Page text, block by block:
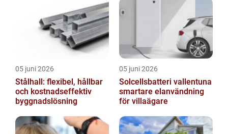
05 juni 2026
Stålhall: flexibel, hållbar
och kostnadseffektiv
byggnadslösning
05 juni 2026
Solcellsbatteri vallentuna
smartare elanvändning
för villaägare